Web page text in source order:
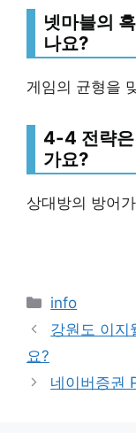
넷마블의
나요?
게임의 균형을
4-4 전략은
가요?
상대방의 방어
Categories
info
강원도 이지
요?
네이버증권